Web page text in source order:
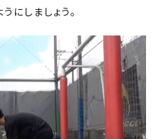
にしましょう。